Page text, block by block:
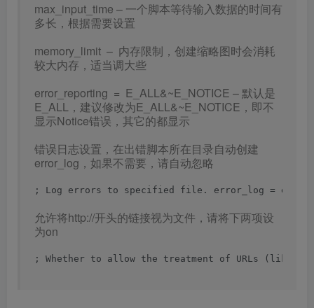
max_input_time – 一个脚本等待输入数据的时间有
多长，根据需要设置
memory_limit – 内存限制，创建缩略图时会消耗
较大内存，适当调大些
error_reporting = E_ALL&~E_NOTICE – 默认是
E_ALL，建议修改为E_ALL&~E_NOTICE，即不
显示Notice错误，其它的都显示
错误日志设置，在出错脚本所在目录自动创建
error_log，如果不需要，请自动忽略
; Log errors to specified file . error_log =
允许将http://开头的链接视为文件，请将下两项设
为on
; Whether to allow the treatment of URLs (like